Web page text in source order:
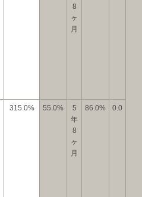
8
ヶ
月
315.0% 55.0%
5
年
8
ヶ
月
86.0% 0.0